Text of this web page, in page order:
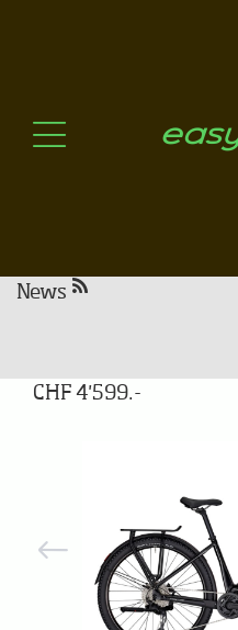
Nos critères de sélection
News
CHF 4'599.-